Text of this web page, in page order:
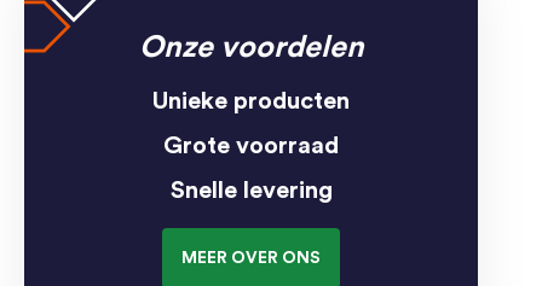
Onze voordelen
Unieke producten
Grote voorraad
Snelle levering
MEER OVER ONS